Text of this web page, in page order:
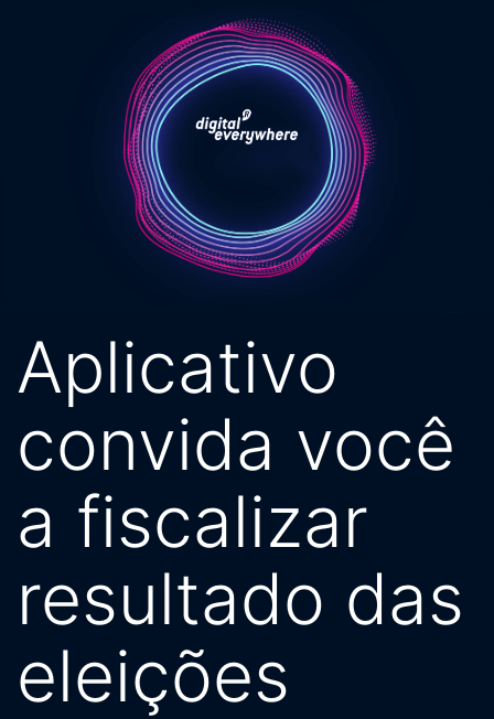
Aplicativo
convida você
a fiscalizar
resultado das
eleições